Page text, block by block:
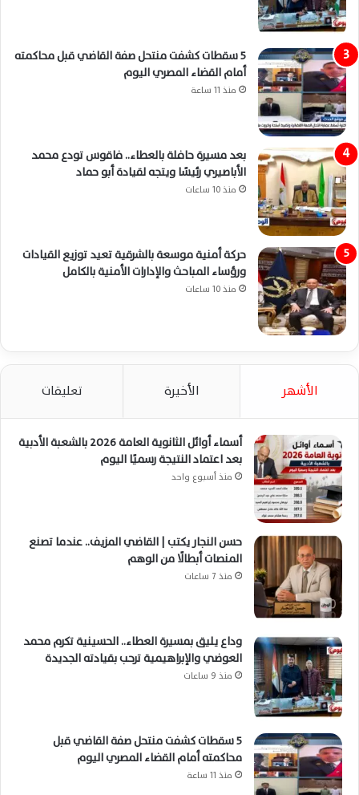
5 سقطات كشفت منتحل صفة القاضي قبل محاكمته
أمام القضاء المصري اليوم
منذ 11 ساعة
بعد مسيرة حافلة بالعطاء.. فاقوس تودع محمد
الأباصيري رئيسًا ويتجه لقيادة أبو حماد
منذ 10 ساعات
حركة أمنية موسعة بالشرقية تعيد توزيع القيادات
ورؤساء المباحث والإدارات الأمنية بالكامل
منذ 10 ساعات
الأشهر الأخيرة تعليقات
أسماء أوائل الثانوية العامة 2026 بالشعبة الأدبية
بعد اعتماد النتيجة رسميًا اليوم
منذ أسبوع واحد
حسن النجار يكتب | القاضي المزيف.. عندما تصنع
المنصات أبطالًا من الوهم
منذ 7 ساعات
وداع يليق بمسيرة العطاء.. الحسينية تكرم محمد
العوضي والإبراهيمية ترحب بقيادته الجديدة
منذ 9 ساعات
5 سقطات كشفت منتحل صفة القاضي قبل
محاكمته أمام القضاء المصري اليوم
منذ 11 ساعة